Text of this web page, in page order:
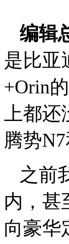
编辑
是比亚
+Orin
上都
腾势
之前
内，甚
向豪华